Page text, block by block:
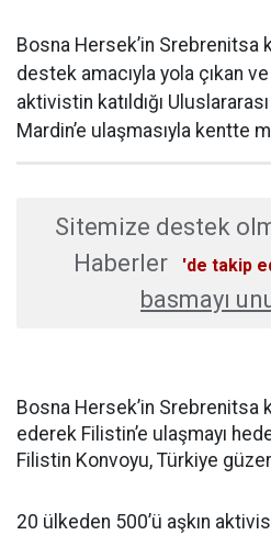
Bosna Hersek’in Srebrenitsa
destek amacıyla yola çıkan
aktivistin katıldığı
Mardin’e ulaşmasıyla kentte
Sitemize destek
Haberler
'de takip
basmayı
Bosna Hersek’in Srebrenitsa
ederek Filistin’e ulaşmayı
Filistin Konvoyu, Türkiye
20 ülkeden 500’ü aşkın